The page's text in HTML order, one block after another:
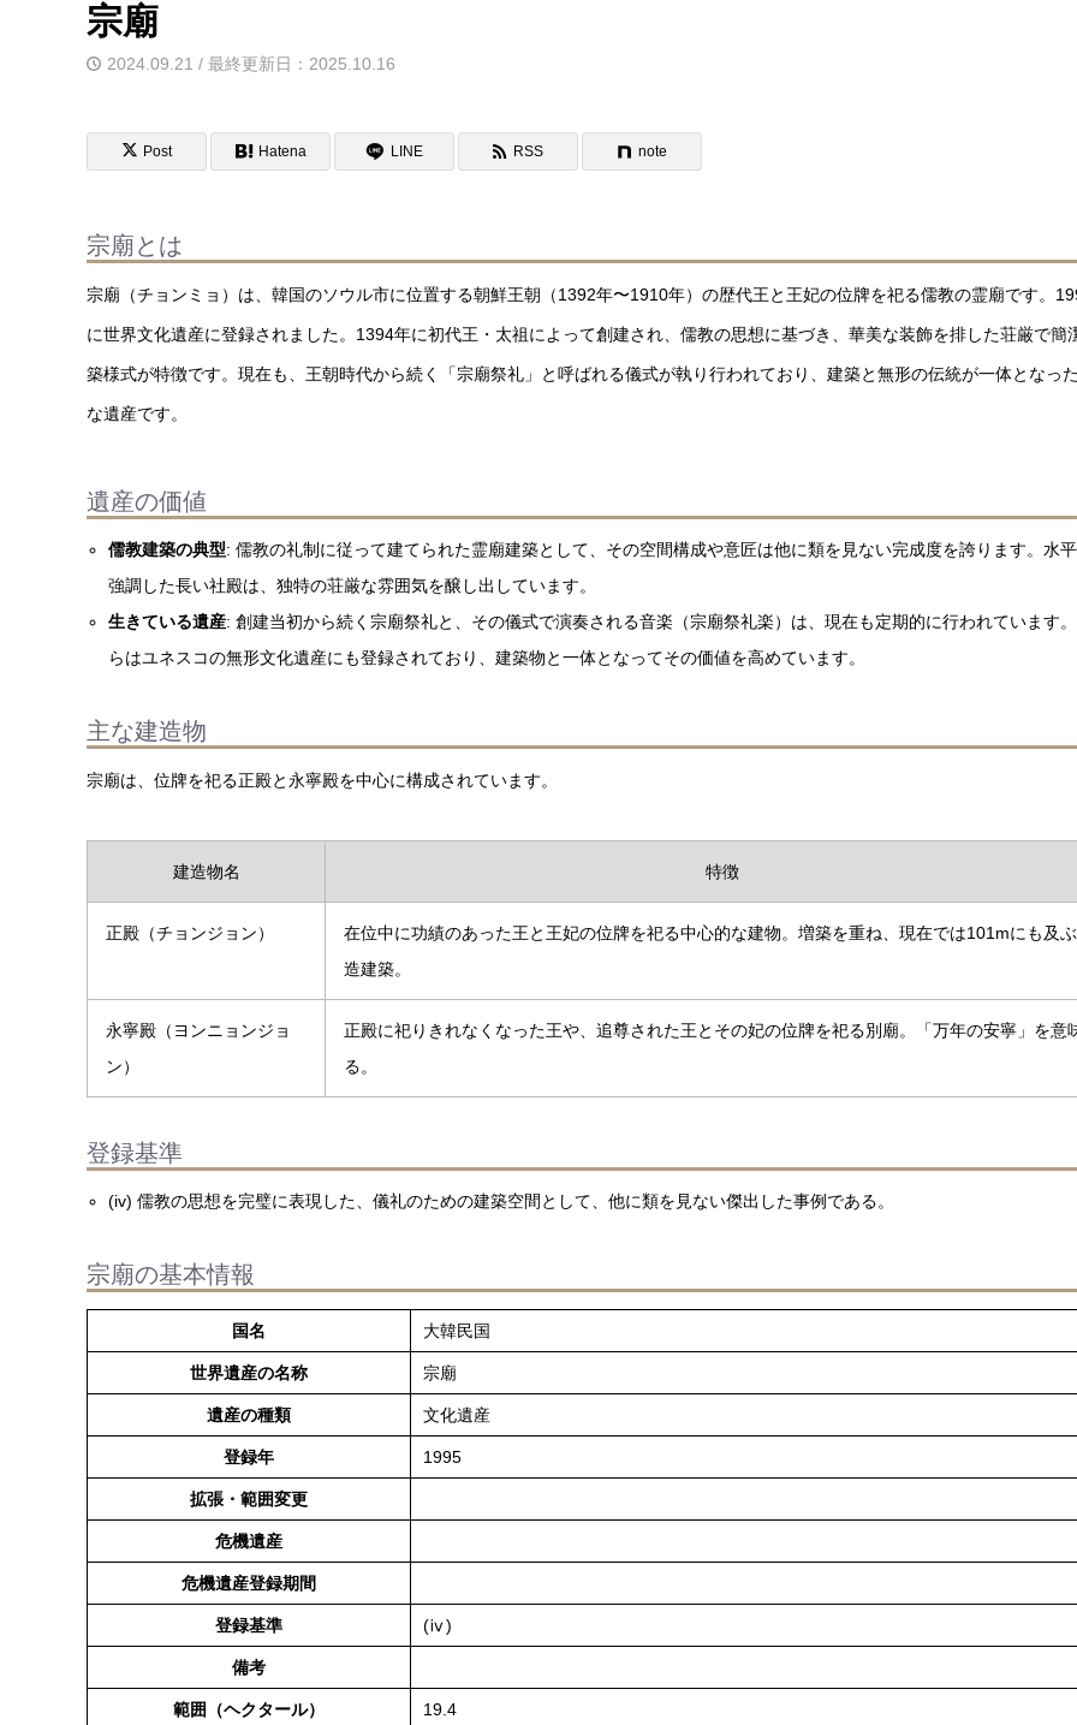
宗廟
2024.09.21 / 最終更新日：2025.10.16
Post Hatena LINE RSS note
宗廟とは
宗廟（チョンミョ）は、韓国のソウル市に位置する朝鮮王朝（1392年〜1910年）の歴代王と王妃の位牌を祀る儒教の霊廟です。
に世界文化遺産に登録されました。1394年に初代王・太祖によって創建され、儒教の思想に基づき、華美な装飾を排した荘厳で簡
築様式が特徴です。現在も、王朝時代から続く「宗廟祭礼」と呼ばれる儀式が執り行われており、建築と無形の伝統が一体となっ
な遺産です。
遺産の価値
儒教建築の典型: 儒教の礼制に従って建てられた霊廟建築として、その空間構成や意匠は他に類を見ない完成度を誇ります。水
強調した長い社殿は、独特の荘厳な雰囲気を醸し出しています。
生きている遺産: 創建当初から続く宗廟祭礼と、その儀式で演奏される音楽（宗廟祭礼楽）は、現在も定期的に行われています
らはユネスコの無形文化遺産にも登録されており、建築物と一体となってその価値を高めています。
主な建造物
宗廟は、位牌を祀る正殿と永寧殿を中心に構成されています。
建造物名 特徴
正殿（チョンジョン）
在位中に功績のあった王と王妃の位牌を祀る中心的な建物。増築を重ね、現在では101mにも及
造建築。
永寧殿（ヨンニョンジョ
ン）
正殿に祀りきれなくなった王や、追尊された王とその妃の位牌を祀る別廟。「万年の安寧」を意
る。
登録基準
(iv) 儒教の思想を完璧に表現した、儀礼のための建築空間として、他に類を見ない傑出した事例である。
宗廟の基本情報
国名 大韓民国
世界遺産の名称 宗廟
遺産の種類 文化遺産
登録年 1995
拡張・範囲変更
危機遺産
危機遺産登録期間
登録基準 (ⅳ)
備考
範囲（ヘクタール） 19.4